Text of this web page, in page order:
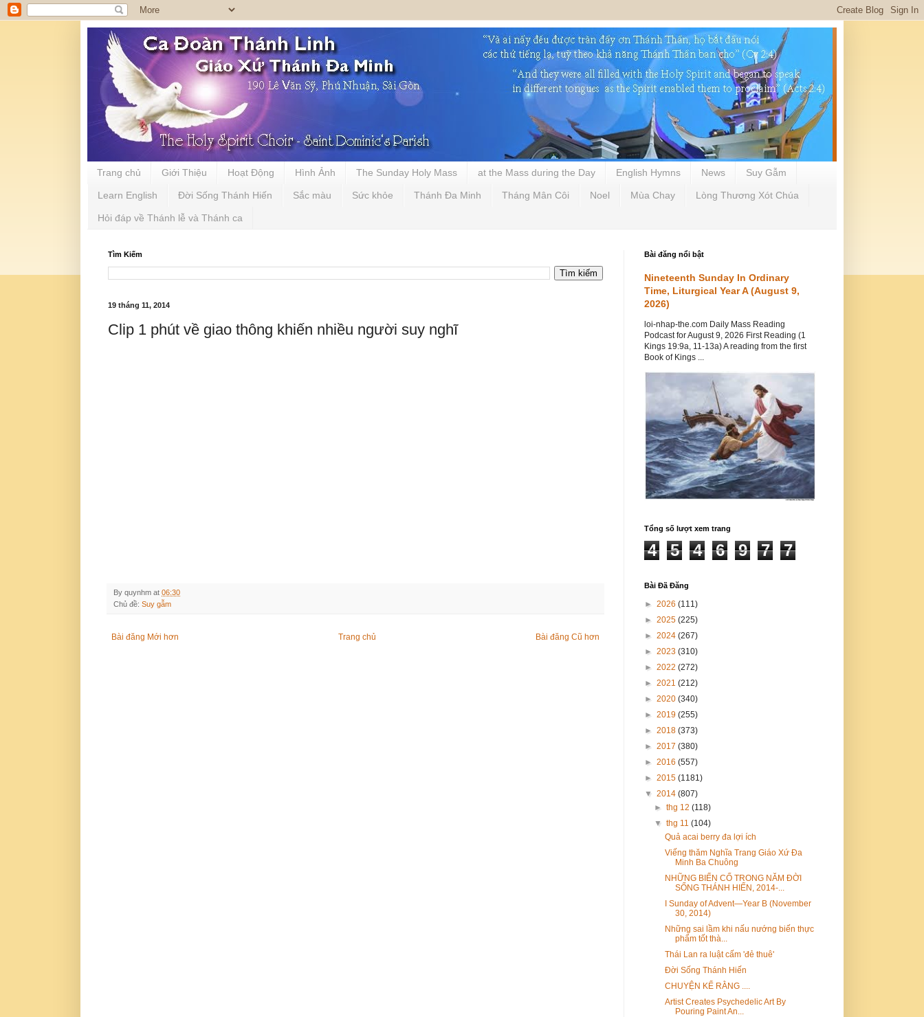
Trang chủ Giới Thiệu Hoạt Động Hình Ảnh The Sunday Holy Mass at the Mass during the Day English Hymns News Suy Gẫm
Learn English Đời Sống Thánh Hiến Sắc màu Sức khỏe Thánh Đa Minh Tháng Mân Côi Noel Mùa Chay Lòng Thương Xót Chúa
Hỏi đáp về Thánh lễ và Thánh ca
Tìm Kiếm
19 tháng 11, 2014
Clip 1 phút về giao thông khiến nhiều người suy nghĩ
By quynhm at 06:30
Chủ đề: Suy gẫm
Bài đăng Mới hơn Bài đăng Cũ hơn
Trang chủ
Bài đăng nổi bật
Nineteenth Sunday In Ordinary
Time, Liturgical Year A (August 9,
2026)
loi-nhap-the.com Daily Mass Reading
Podcast for August 9, 2026 First Reading (1
Kings 19:9a, 11-13a) A reading from the first
Book of Kings ...
Tổng số lượt xem trang
4 5 4 6 9 7 7
Bài Đã Đăng
► 2026 (111)
► 2025 (225)
► 2024 (267)
► 2023 (310)
► 2022 (272)
► 2021 (212)
► 2020 (340)
► 2019 (255)
► 2018 (373)
► 2017 (380)
► 2016 (557)
► 2015 (1181)
▼ 2014 (807)
►thg 12(118)
▼thg 11(104)
Quả acai berry đa lợi ích
Viếng thăm Nghĩa Trang Giáo Xứ Đa
Minh Ba Chuông
NHỮNG BIẾN CỐ TRONG NĂM ĐỜI
SỐNG THÁNH HIẾN, 2014-...
I Sunday of Advent—Year B (November
30, 2014)
Những sai lầm khi nấu nướng biến thực
phẩm tốt thà...
Thái Lan ra luật cấm 'đẻ thuê'
Đời Sống Thánh Hiến
CHUYỆN KỂ RẰNG ....
Artist Creates Psychedelic Art By
Pouring Paint An...